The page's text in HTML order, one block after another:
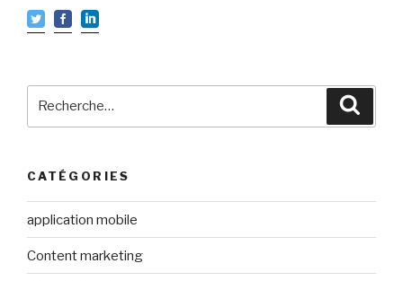
CATÉGORIES
application mobile
Content marketing